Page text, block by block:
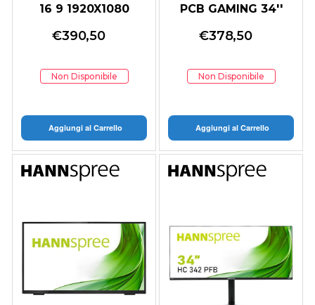
16 9 1920X1080
€390,50
Non Disponibile
Aggiungi al Carrello
PCB GAMING 34''
3440*1440 144Hz
€378,50
Non Disponibile
Aggiungi al Carrello